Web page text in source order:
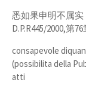
悉如果申明不属
D.P.R445/2000,第76
consapevole
(possibilita della
atti